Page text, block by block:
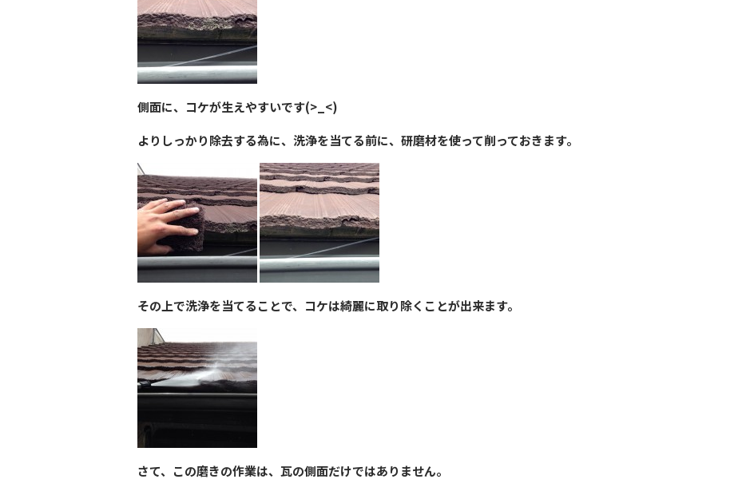
側面に、コケが生えやすいです(>_<)
よりしっかり除去する為に、洗浄を当てる前に、研磨材を使って削っておきます。
その上で洗浄を当てることで、コケは綺麗に取り除くことが出来ます。
さて、この磨きの作業は、瓦の側面だけではありません。